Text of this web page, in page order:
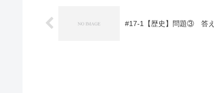
#17-1【歴史】問題③ 答え